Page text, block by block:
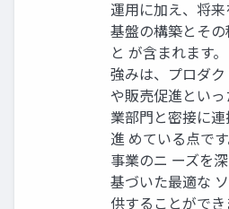
運用に加え、将
基盤の構築とそ
と が含まれます
強みは、プロダ
や販売促進とい
業部門と密接に
進 めている点で
事業のニ ーズを
基づいた最適な
供することができ